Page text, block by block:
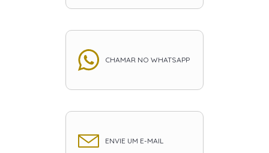
CHAMAR NO WHATSAPP
ENVIE UM E-MAIL